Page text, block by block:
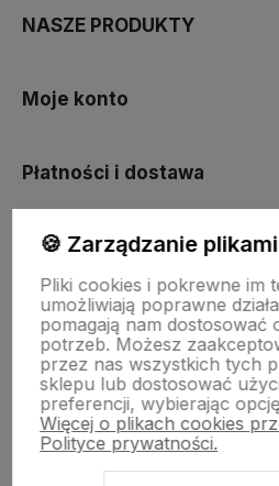
NASZE PRODUKTY
Moje konto
Płatności i dostawa
Informacje
O nas
🍪 Zarządzanie
Pliki cookies i pokrewne im
umożliwiają poprawne
pomagają nam dostosować
potrzeb. Możesz
przez nas wszystkich tych
sklepu lub dostosować
preferencji, wybierając
Więcej o plikach cookies
Polityce prywatności.